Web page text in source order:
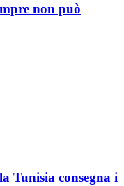
non può
Tunisia consegna i